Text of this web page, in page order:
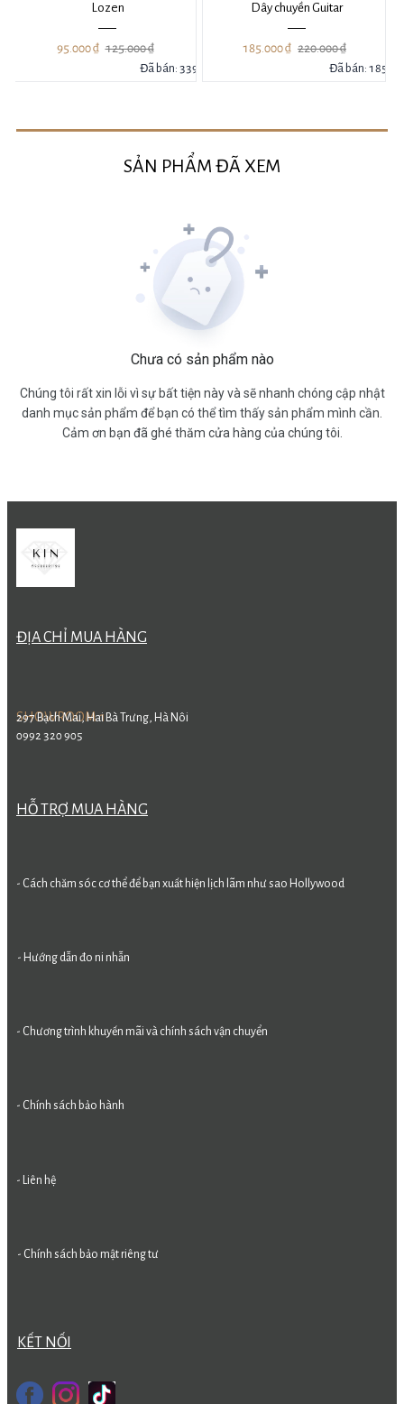
Lozen
95.000 ₫ 125.000 ₫
Đã bán: 339
Dây chuyền Guitar
185.000 ₫ 220.000 ₫
Đã bán: 185
SẢN PHẨM ĐÃ XEM
Chưa có sản phẩm nào
Chúng tôi rất xin lỗi vì sự bất tiện này và sẽ nhanh chóng cập nhật
danh mục sản phẩm để bạn có thể tìm thấy sản phẩm mình cần.
Cảm ơn bạn đã ghé thăm cửa hàng của chúng tôi.
ĐỊA CHỈ MUA HÀNG
SHOWROOM 1
297 Bạch Mai, Hai Bà Trưng, Hà Nôi
0992 320 905
HỖ TRỢ MUA HÀNG
- Cách chăm sóc cơ thể để bạn xuất hiện lịch lãm như sao Hollywood
- Hướng dẫn đo ni nhẫn
- Chính sách bảo hành
- Chương trình khuyến mãi và chính sách vận chuyển
- Liên hệ
- Chính sách bảo mật riêng tư
KẾT NỐI